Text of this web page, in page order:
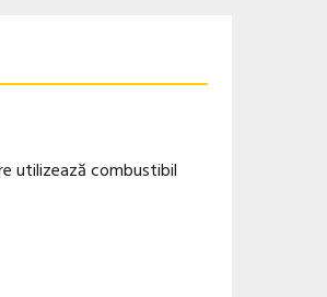
utilizează combustibil